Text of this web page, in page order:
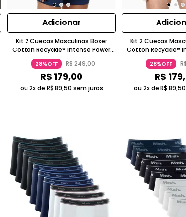
Adicionar
Kit 2 Cuecas Masculinas Boxer
Cotton Recyckle® Intense Power
Calvin Klein Underwear - Azul +
Preto
28%OFF R$249,00
R$ 179,00
ou 2x de R$ 89,50 sem juros
Kit 2 Cuecas
Cotton Recyckle®
Calvin Klein
28%OFF
R$ 179,
ou 2x deR$ 89,50